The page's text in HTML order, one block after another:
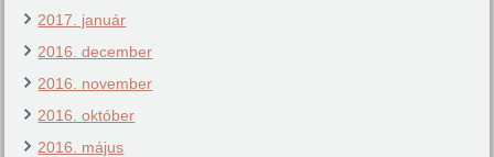
2017. január
2016. december
2016. november
2016. október
2016. május